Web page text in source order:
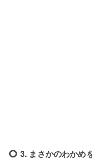
3. まさかのわかめ